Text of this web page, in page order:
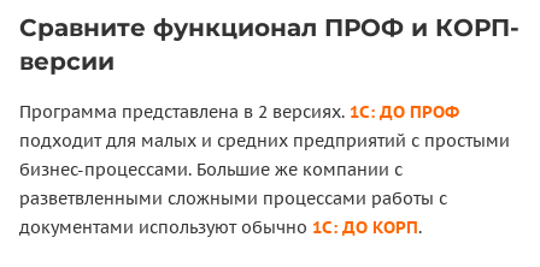
Сравните функционал ПРОФ и КОРП-
версии
Программа представлена в 2 версиях. 1С: ДО ПРОФ
подходит для малых и средних предприятий с простыми
бизнес-процессами. Большие же компании с
разветвленными сложными процессами работы с
документами используют обычно 1С: ДО КОРП.